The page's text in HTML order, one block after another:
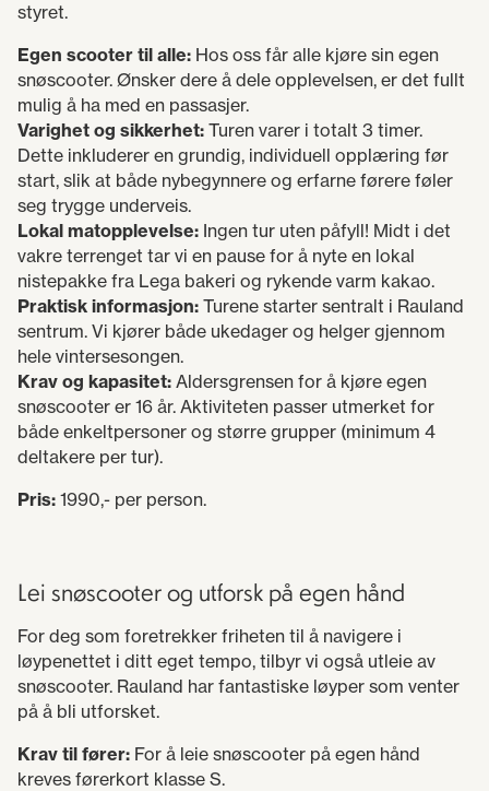
styret.
Egen scooter til alle: Hos oss får alle kjøre sin egen
snøscooter. Ønsker dere å dele opplevelsen, er det fullt
mulig å ha med en passasjer.
Varighet og sikkerhet: Turen varer i totalt 3 timer.
Dette inkluderer en grundig, individuell opplæring før
start, slik at både nybegynnere og erfarne førere føler
seg trygge underveis.
Lokal matopplevelse: Ingen tur uten påfyll! Midt i det
vakre terrenget tar vi en pause for å nyte en lokal
nistepakke fra Lega bakeri og rykende varm kakao.
Praktisk informasjon: Turene starter sentralt i Rauland
sentrum. Vi kjører både ukedager og helger gjennom
hele vintersesongen.
Krav og kapasitet: Aldersgrensen for å kjøre egen
snøscooter er 16 år. Aktiviteten passer utmerket for
både enkeltpersoner og større grupper (minimum 4
deltakere per tur).
Pris: 1990,- per person.
Lei snøscooter og utforsk på egen hånd
For deg som foretrekker friheten til å navigere i
løypenettet i ditt eget tempo, tilbyr vi også utleie av
snøscooter. Rauland har fantastiske løyper som venter
på å bli utforsket.
Krav til fører: For å leie snøscooter på egen hånd
kreves førerkort klasse S.